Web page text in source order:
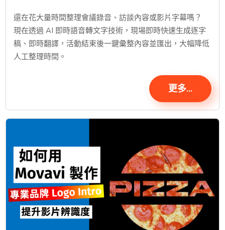
還在花大量時間整理會議錄音、訪談內容或影片字幕嗎？
現在透過 AI 即時語音轉文字技術，現場即時快速生成逐字
稿、即時翻譯，活動結束後一鍵彙整內容並匯出，大幅降低
人工整理時間。
更多...